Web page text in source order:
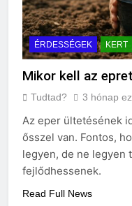
ÉRDESSÉGEK KERT
Mikor kell az
Tudtad? 3 hónap
Az eper ültetésének
ősszel van. Fontos,
legyen, de ne legyen
fejlődhessenek.
Read Full News